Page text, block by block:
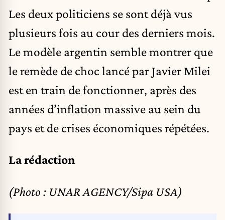
Les deux politiciens se sont déjà vus
plusieurs fois au cour des derniers mois.
Le modèle argentin semble montrer que
le remède de choc lancé par Javier Milei
est en train de fonctionner, après des
années d’inflation massive au sein du
pays et de crises économiques répétées.
La rédaction
(Photo : UNAR AGENCY/Sipa USA)